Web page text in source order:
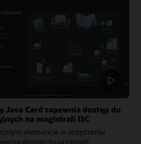
kompleksowe
rozwiązanie
Java Card zapewnia dostęp do
na magistrali I3C
elemencie w urządzeniu
dostęp do urządzeń